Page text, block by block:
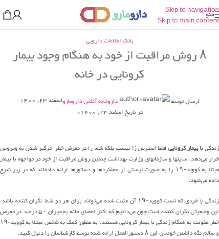
Skip to navigation
Skip to main content
منو
بانک اطلاعات دارویی
۸ روش مراقبت از خود به هنگام وجود بیمار
کرونایی در خانه
ارسال توسط داروخانه آنلاین دارومارواسفند 23, 1400
در تاریخ اسفند 23, 1400
0
زندگی بابیمار کروناییفقط استرس زا نیست بلکه شما را در معرض خطر درگیر شدن به ویروس
قرار می‌دهد. سایتها و سازمانهای وزارت بهداشت چندین روش مراقبت از خود در مواجهه با بیمار
مبتلا به کووید-۱۹ را به صورت لیستی از عملکردها و دستورها ارائه داده‌اند که در زیر شرح
داده می‌شود.
زندگی با فردی که تست کووید-۱۹ آن مثبت شده می‌تواند برای هر دو شما نگران کننده باشد.
این وضعیتی نگران کننده است چون می‌دانیم که اکثر اعضای خانه به میزان ۵۰ درصد در معرض
خطر عفونت به هنگام زندگی با بیمار کرونایی هستند. به منظور کمک به شخص مبتلا به کووید-۱۹
و سالم نگه داشتن خودتان این ۸ دستورالعمل ارائه شده توسط کارشناسان را دنبال کنید.